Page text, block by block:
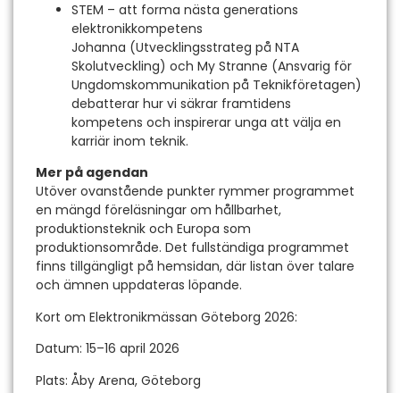
STEM – att forma nästa generations
elektronikkompetens
Johanna (Utvecklingsstrateg på NTA
Skolutveckling) och My Stranne (Ansvarig för
Ungdomskommunikation på Teknikföretagen)
debatterar hur vi säkrar framtidens
kompetens och inspirerar unga att välja en
karriär inom teknik.
Mer på agendan
Utöver ovanstående punkter rymmer programmet
en mängd föreläsningar om hållbarhet,
produktionsteknik och Europa som
produktionsområde. Det fullständiga programmet
finns tillgängligt på hemsidan, där listan över talare
och ämnen uppdateras löpande.
Kort om Elektronikmässan Göteborg 2026:
Datum: 15–16 april 2026
Plats: Åby Arena, Göteborg